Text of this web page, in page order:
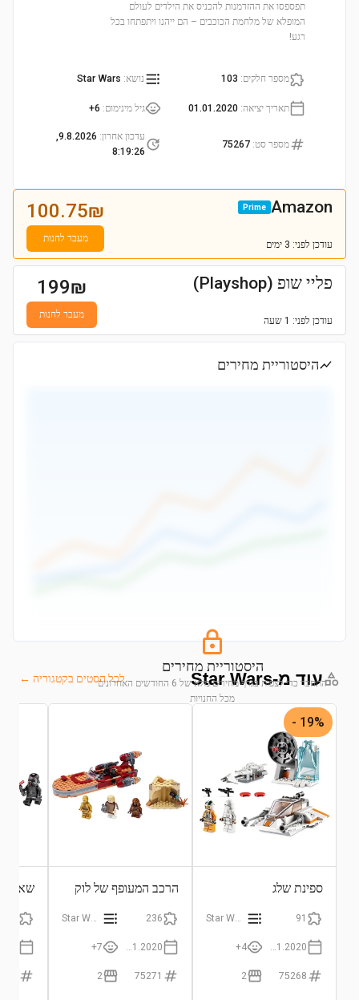
תפספסו את ההזדמנות להכניס את הילדים לעולם
המופלא של מלחמת הכוכבים – הם ייהנו ויתפתחו בכל
רגע!
מספר חלקים:
103 נושא:
Star Wars
תאריך יציאה:
01.01.2020 גיל מינימום:
6+
מספר סט:
75267
עדכון אחרון:
9.8.2026,
8:19:26
Amazon
Prime
עודכן לפני: 3 ימים
100.75₪
מעבר לחנות
פליי שופ (Playshop)
עודכן לפני: 1 שעה
199₪
מעבר לחנות
היסטוריית מחירים
היסטוריית מחירים
התחבר כדי לצפות בגרף מחירים מלא של 6 החודשים האחרונים
מכל החנויות
עוד מ-Star Wars לכל הסטים בקטגוריה ←
19% -
ספינת שלג
91
4+
75268
2
הרכב המעופף של לוק
236
7+
75271
2
שאטל